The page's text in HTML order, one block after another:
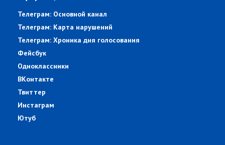
Телеграм: Основной канал
Телеграм: Карта нарушений
Телеграм: Хроника дня голосования
Фейсбук
Одноклассники
ВКонтакте
Твиттер
Инстаграм
Ютуб